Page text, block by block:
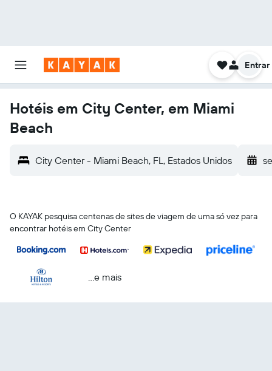
Entrar
Hotéis em City Center, em Miami
Beach
City Center - Miami Beach, FL, Estados Unidos
O KAYAK pesquisa centenas de sites de viagem de uma só vez para
encontrar hotéis em City Center
...e mais